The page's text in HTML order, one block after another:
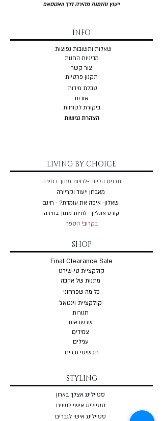
ייעוץ והזמנה מהירה דרך וואטסאפ
INFO
שאלות ותשובות נפוצות
מדיניות החנות
צור קשר
תקנון פרטיות
טבלת מידות
אודות
ביקורת לקוחות
הצהרת נגישות
LIVING BY CHOICE
תכנית הליווי -לחיות מתוך בחירה
מאבחן ייעוד וקריירה
שאלון- איפה את עומדת? - חינם
קורס אונליין - לחיות מתוך בחירה
בקרוב! הספר
SHOP
Final Clearance Sale
קולקציית טי-שירט
מתנות של אהבה
כל מה שפרחוני
קולקציית וינטאג'
חגורות
שרשראות
צמידים
עגילים
תכשיטי גברים
STYLING
סטיילינג אצלך בארון
סטיילינג אישי לנשים
סטיילינג אישי לגברים